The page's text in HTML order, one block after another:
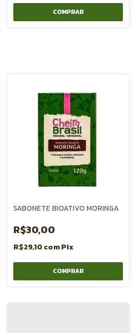
COMPRAR
SABONETE BIOATIVO MORINGA
R$30,00
R$29,10comPix